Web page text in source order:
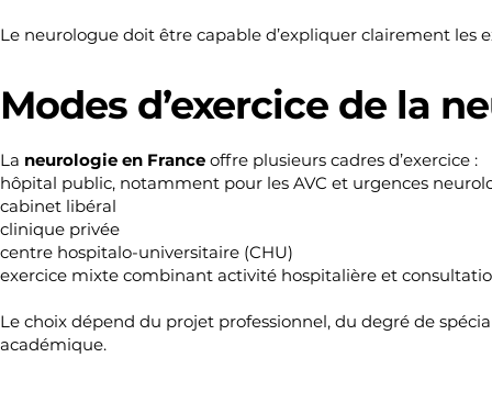
Le neurologue doit être capable d’expliquer clairement
Modes d’exercice de la
La neurologie en France offre plusieurs cadres d’exercice :
hôpital public, notamment pour les AVC et urgences
cabinet libéral
clinique privée
centre hospitalo-universitaire (CHU)
exercice mixte combinant activité hospitalière et
Le choix dépend du projet professionnel, du degré de
académique.